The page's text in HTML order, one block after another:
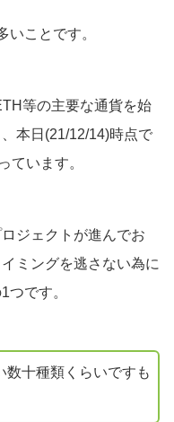
いことです。
等の主要な通貨を始
本日(21/12/14)時点で
ています。
ジェクトが進んでお
ミングを逃さない為に
つです。
数十種類くらいですも